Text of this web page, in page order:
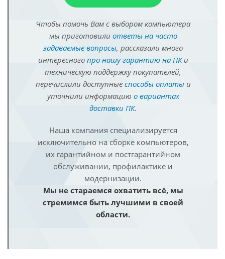
Чтобы помочь Вам с выбором компьютера
мы приготовили ответы на часто
задаваемые вопросы, рассказали много
интересного про нашу гарантию на ПКи
техническую поддержку покупателей,
перечислили доступные способы оплатыи
уточнили информацию о вариантах
доставки ПК.
Наша компания специализируется
исключительно на сборке компьютеров,
их гарантийном и постгарантийном
обслуживании, профилактике и
модернизации.
Мы не стараемся охватить всё, мы
стремимся быть лучшими в своей
области.